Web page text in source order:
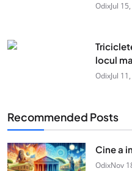
OdixJul
locul
OdixJul
Recommended Posts
Cine a
OdixNov